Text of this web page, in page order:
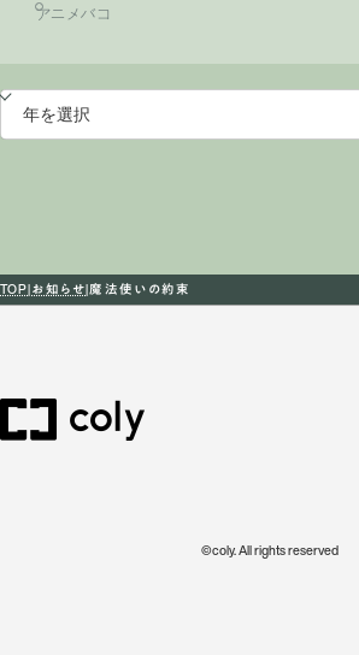
TOP お知らせ魔法使いの約束
アニメバコ
©coly. All rights reserved